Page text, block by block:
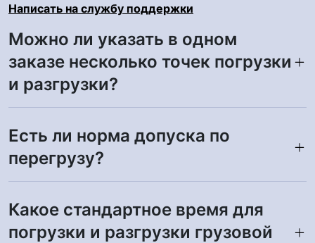
Написать на службу поддержки
Можно ли указать в одном
заказе несколько точек погрузки
и разгрузки?
Есть ли норма допуска по
перегрузу?
Какое стандартное время для
погрузки и разгрузки грузовой